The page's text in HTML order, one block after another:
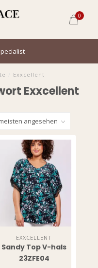
0
Exxcellent
Exxcellent
EXXCELLENT
Sandy Top V-hals
23ZFE04